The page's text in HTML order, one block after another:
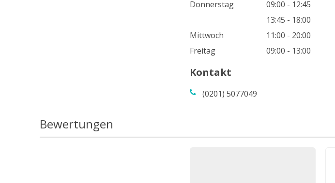
Donnerstag
09:00 - 12:45
13:45 - 18:00
Mittwoch
11:00 - 20:00
Freitag
09:00 - 13:00
Kontakt
(0201) 5077049
Bewertungen